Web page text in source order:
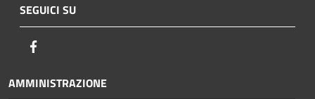
SEGUICI SU
AMMINISTRAZIONE